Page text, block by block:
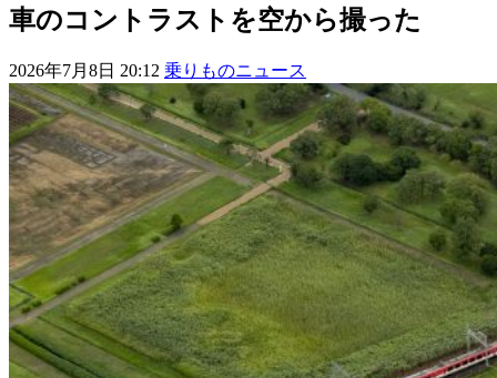
車のコントラストを空から撮った
2026年7月8日 20:12 乗りものニュース